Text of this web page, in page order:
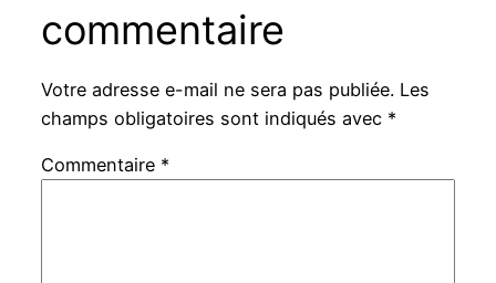
commentaire
Votre adresse e-mail ne sera pas publiée. Les
champs obligatoires sont indiqués avec *
Commentaire *